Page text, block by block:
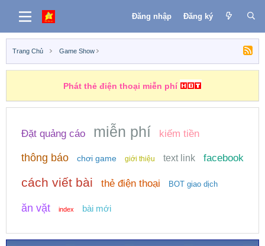
Đăng nhập Đăng ký
Trang Chủ Game Show
Phát thẻ điện thoại miễn phí
Những nhiệm vụ kiếm tiền
Đặt quảng cáo miễn phí kiếm tiền
thông báo chơi game giới thiệu text link facebook
cách viết bài thẻ điện thoại BOT giao dịch
ăn vặt index bài mới